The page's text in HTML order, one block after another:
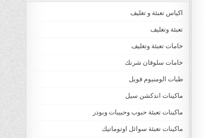
اكياس تعبئة و تغليف
تعبئة وتغليف
خامات تعبئة وتغليف
خامات سلوفان شرنك
طبات الومنيوم فويل
ماكينات اندكشن سيل
ماكينات تعبئة حبوب وحبيبات وبودر
ماكينات تعبئة سوائل اوتوماتيك